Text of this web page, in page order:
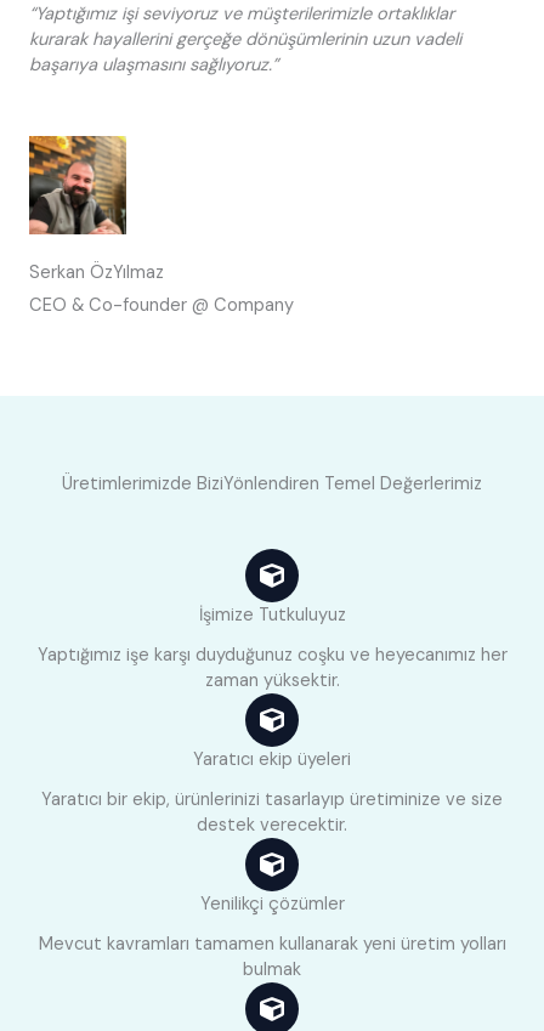
“Yaptığımız işi seviyoruz ve müşterilerimizle ortaklıklar
kurarak hayallerini gerçeğe dönüşümlerinin uzun vadeli
başarıya ulaşmasını sağlıyoruz.”
Serkan ÖzYılmaz
CEO & Co-founder @ Company
Üretimlerimizde BiziYönlendiren Temel Değerlerimiz
İşimize Tutkuluyuz
Yaptığımız işe karşı duyduğunuz coşku ve heyecanımız her
zaman yüksektir.
Yaratıcı ekip üyeleri
Yaratıcı bir ekip, ürünlerinizi tasarlayıp üretiminize ve size
destek verecektir.
Yenilikçi çözümler
Mevcut kavramları tamamen kullanarak yeni üretim yolları
bulmak